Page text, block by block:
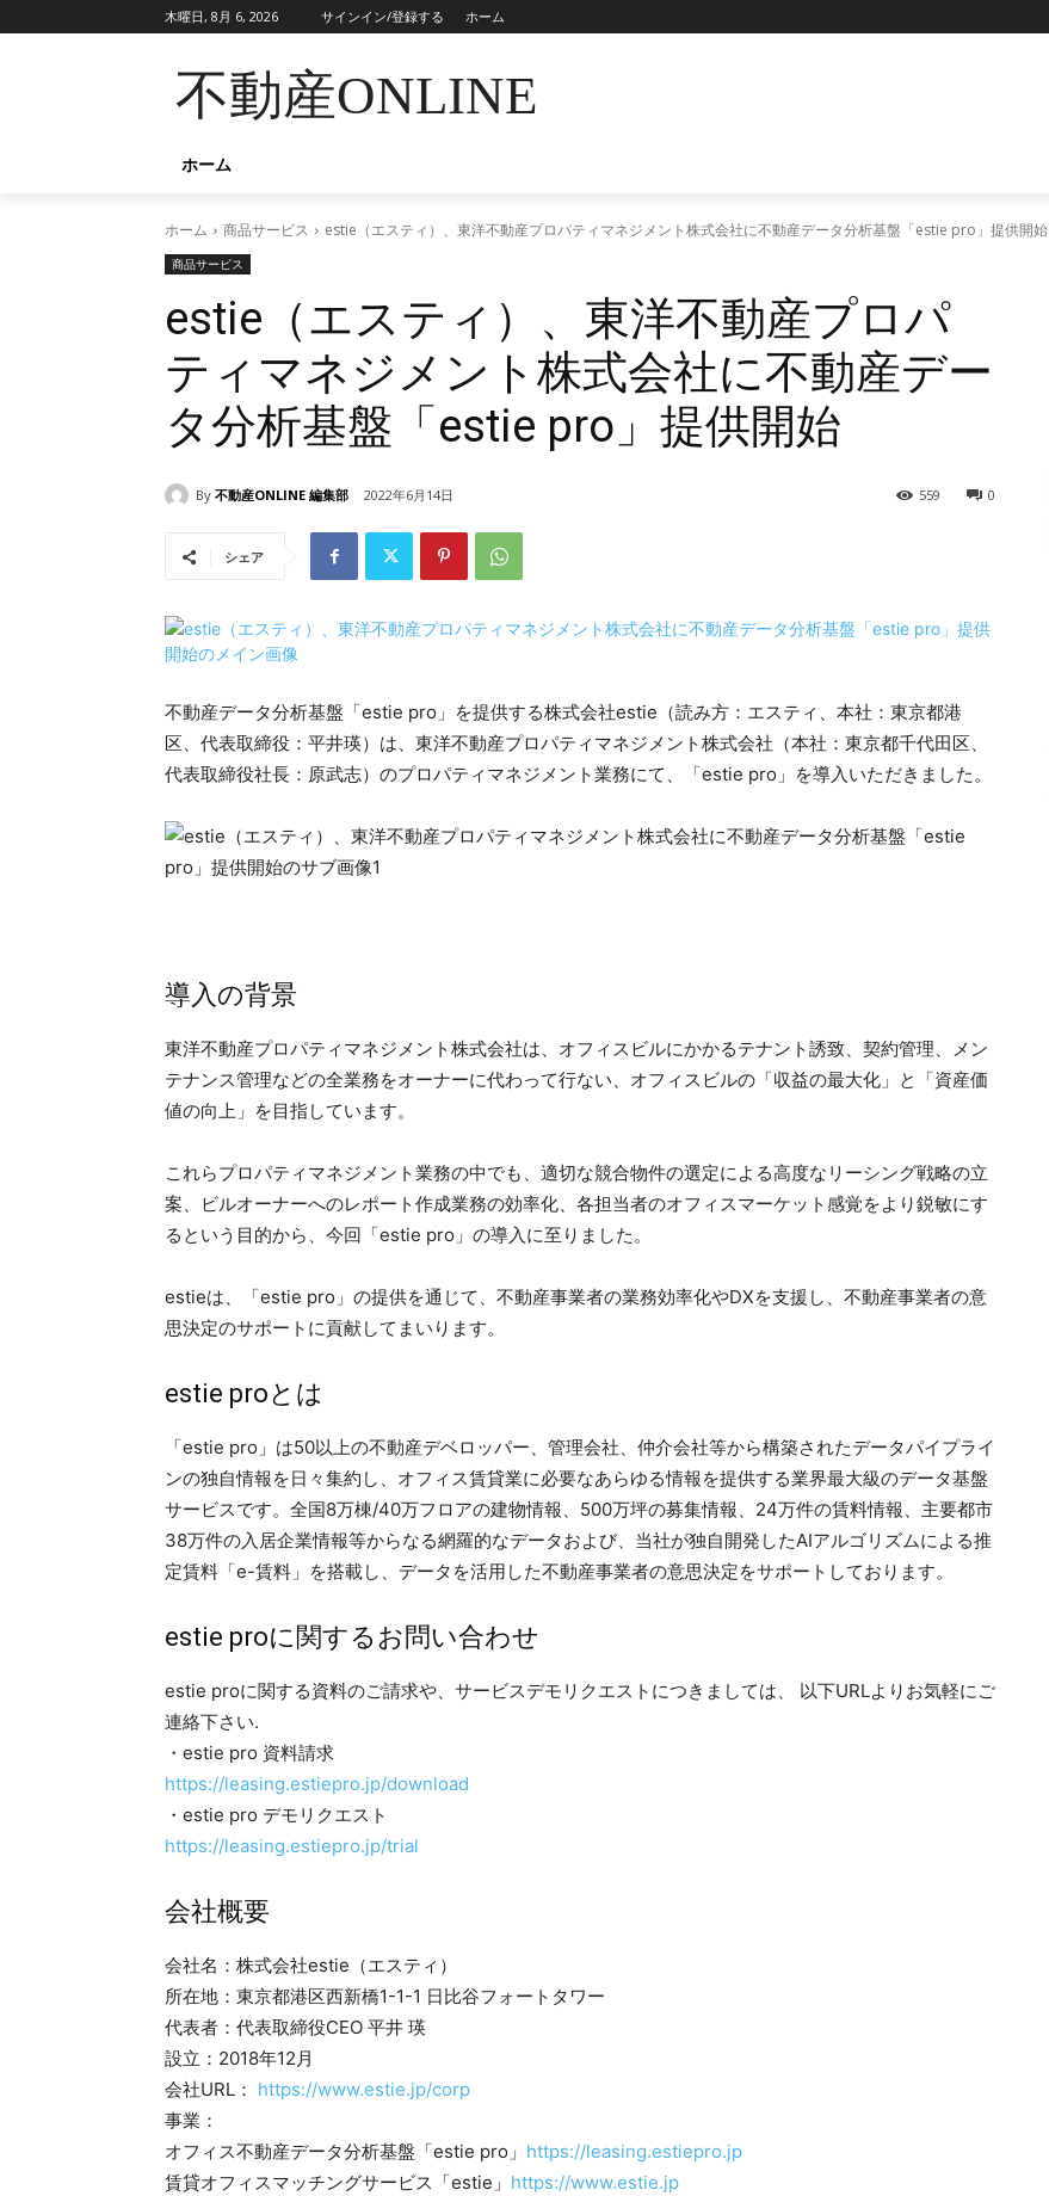
木曜日, 8月 6, 2026 サインイン/登録する ホーム
不動産ONLINE
ホーム
ホーム 商品サービス estie（エスティ）、東洋不動産プロパティマネジメント株式会社に不動産データ分析基盤「estie pro」提供開始
商品サービス
estie（エスティ）、東洋不動産プロパ
ティマネジメント株式会社に不動産デー
タ分析基盤「estie pro」提供開始
By 不動産ONLINE 編集部 2022年6月14日 0
559
シェア
不動産データ分析基盤「estie pro」を提供する株式会社estie（読み方：エスティ、本社：東京都港
区、代表取締役：平井瑛）は、東洋不動産プロパティマネジメント株式会社（本社：東京都千代田区、
代表取締役社長：原武志）のプロパティマネジメント業務にて、「estie pro」を導入いただきました。
導入の背景
東洋不動産プロパティマネジメント株式会社は、オフィスビルにかかるテナント誘致、契約管理、メン
テナンス管理などの全業務をオーナーに代わって行ない、オフィスビルの「収益の最大化」と「資産価
値の向上」を目指しています。
これらプロパティマネジメント業務の中でも、適切な競合物件の選定による高度なリーシング戦略の立
案、ビルオーナーへのレポート作成業務の効率化、各担当者のオフィスマーケット感覚をより鋭敏にす
るという目的から、今回「estie pro」の導入に至りました。
estieは、「estie pro」の提供を通じて、不動産事業者の業務効率化やDXを支援し、不動産事業者の意
思決定のサポートに貢献してまいります。
estie proとは
「estie pro」は50以上の不動産デベロッパー、管理会社、仲介会社等から構築されたデータパイプライ
ンの独自情報を日々集約し、オフィス賃貸業に必要なあらゆる情報を提供する業界最大級のデータ基盤
サービスです。全国8万棟/40万フロアの建物情報、500万坪の募集情報、24万件の賃料情報、主要都市
38万件の入居企業情報等からなる網羅的なデータおよび、当社が独自開発したAIアルゴリズムによる推
定賃料「e-賃料」を搭載し、データを活用した不動産事業者の意思決定をサポートしております。
estie proに関するお問い合わせ
estie proに関する資料のご請求や、サービスデモリクエストにつきましては、 以下URLよりお気軽にご
連絡下さい.
・estie pro 資料請求
https://leasing.estiepro.jp/download
・estie pro デモリクエスト
https://leasing.estiepro.jp/trial
会社概要
会社名：株式会社estie（エスティ）
所在地：東京都港区西新橋1-1-1 日比谷フォートタワー
代表者：代表取締役CEO 平井 瑛
設立：2018年12月
会社URL： https://www.estie.jp/corp
事業：
オフィス不動産データ分析基盤「estie pro」 https://leasing.estiepro.jp
賃貸オフィスマッチングサービス「estie」 https://www.estie.jp